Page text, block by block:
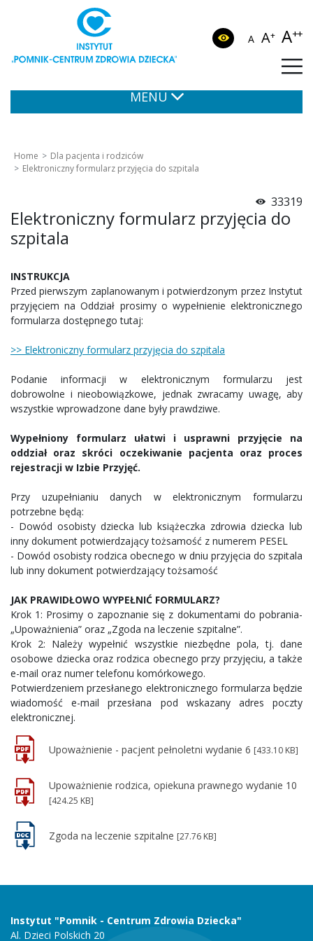
A A+ A++
MENU
Home
Dla pacjenta i rodziców
Elektroniczny formularz przyjęcia do szpitala
33319
Elektroniczny formularz przyjęcia do
szpitala
INSTRUKCJA
Przed pierwszym zaplanowanym i potwierdzonym przez Instytut
przyjęciem na Oddział prosimy o wypełnienie elektronicznego
formularza dostępnego tutaj:
>> Elektroniczny formularz przyjęcia do szpitala
Podanie informacji w elektronicznym formularzu jest
dobrowolne i nieobowiązkowe, jednak zwracamy uwagę, aby
wszystkie wprowadzone dane były prawdziwe.
Wypełniony formularz ułatwi i usprawni przyjęcie na
oddział oraz skróci oczekiwanie pacjenta oraz proces
rejestracji w Izbie Przyjęć.
Przy uzupełnianiu danych w elektronicznym formularzu
potrzebne będą:
- Dowód osobisty dziecka lub książeczka zdrowia dziecka lub
inny dokument potwierdzający tożsamość z numerem PESEL
- Dowód osobisty rodzica obecnego w dniu przyjęcia do szpitala
lub inny dokument potwierdzający tożsamość
JAK PRAWIDŁOWO WYPEŁNIĆ FORMULARZ?
Krok 1: Prosimy o zapoznanie się z dokumentami do pobrania-
„Upoważnienia” oraz „Zgoda na leczenie szpitalne”.
Krok 2: Należy wypełnić wszystkie niezbędne pola, tj. dane
osobowe dziecka oraz rodzica obecnego przy przyjęciu, a także
e-mail oraz numer telefonu komórkowego.
Potwierdzeniem przesłanego elektronicznego formularza będzie
wiadomość e-mail przesłana pod wskazany adres poczty
elektronicznej.
Upoważnienie - pacjent pełnoletni wydanie 6 [433.10 KB]
Upoważnienie rodzica, opiekuna prawnego wydanie 10
[424.25 KB]
Zgoda na leczenie szpitalne [27.76 KB]
Instytut "Pomnik - Centrum Zdrowia Dziecka"
Al. Dzieci Polskich 20